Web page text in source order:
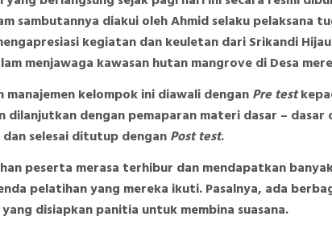
sambutannya diakui oleh Ahmid selaku pelaksana
kegiatan dan keuletan dari Srikandi
menjawaga kawasan hutan mangrove di Desa
manajemen kelompok ini diawali denganPre test
dilanjutkan dengan pemaparan materi dasar –
selesai ditutup denganPost test.
peserta merasa terhibur dan mendapatkan
pelatihan yang mereka ikuti. Pasalnya, ada
disiapkan panitia untuk membina suasana.